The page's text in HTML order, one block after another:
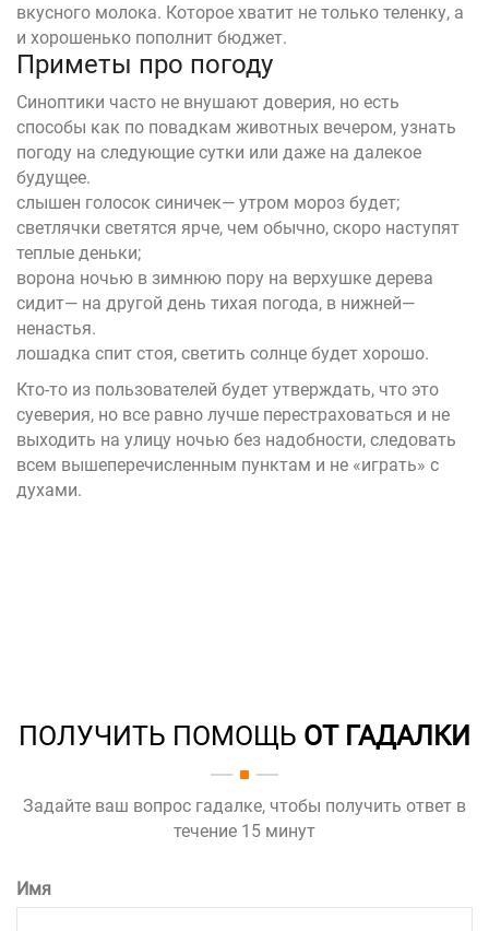
вкусного молока. Которое хватит не только теленку, а
и хорошенько пополнит бюджет.
Приметы про погоду
Синоптики часто не внушают доверия, но есть
способы как по повадкам животных вечером, узнать
погоду на следующие сутки или даже на далекое
будущее.
слышен голосок синичек— утром мороз будет;
светлячки светятся ярче, чем обычно, скоро наступят
теплые деньки;
ворона ночью в зимнюю пору на верхушке дерева
сидит— на другой день тихая погода, в нижней—
ненастья.
лошадка спит стоя, светить солнце будет хорошо.
Кто-то из пользователей будет утверждать, что это
суеверия, но все равно лучше перестраховаться и не
выходить на улицу ночью без надобности, следовать
всем вышеперечисленным пунктам и не «играть» с
духами.
ПОЛУЧИТЬ ПОМОЩЬ ОТ ГАДАЛКИ
Задайте ваш вопрос гадалке, чтобы получить ответ в
течение 15 минут
Имя